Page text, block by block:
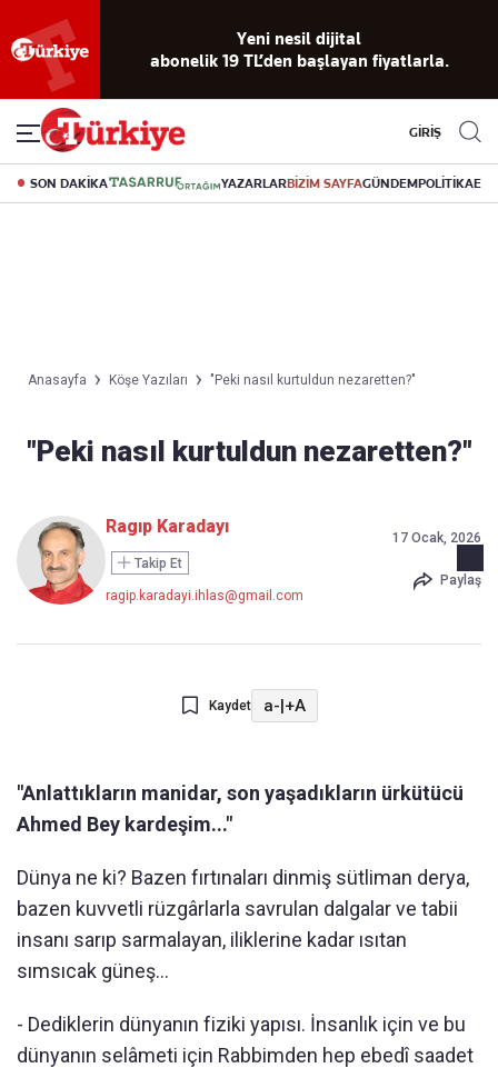
Yeni nesil dijital
abonelik 19 TL’den başlayan fiyatlarla.
GİRİŞ
SON DAKİKA YAZARLARBİZİM SAYFAGÜNDEMPOLİTİKA
Anasayfa Köşe Yazıları "Peki nasıl kurtuldun nezaretten?"
"Peki nasıl kurtuldun nezaretten?"
Ragıp Karadayı
Takip Et
ragip.karadayi.ihlas@gmail.com
17 Ocak, 2026
Paylaş
Kaydet a-|+A
"Anlattıkların manidar, son yaşadıkların ürkütücü
Ahmed Bey kardeşim..."
Dünya ne ki? Bazen fırtınaları dinmiş sütliman derya,
bazen kuvvetli rüzgârlarla savrulan dalgalar ve tabii
insanı sarıp sarmalayan, iliklerine kadar ısıtan
sımsıcak güneş…
- Dediklerin dünyanın fiziki yapısı. İnsanlık için ve bu
dünyanın selâmeti için Rabbimden hep ebedî saadet